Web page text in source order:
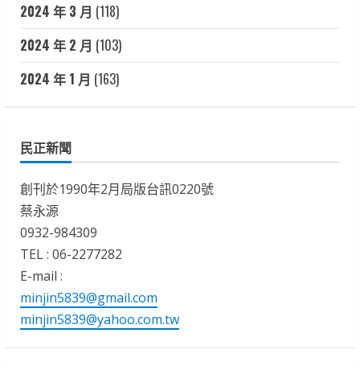
2024 年 3 月 (118)
2024 年 2 月 (103)
2024 年 1 月 (163)
民正新聞
創刊於1990年2月局版台訊0220號
蔡永源
0932-984309
TEL : 06-2277282
E-mail :
minjin5839@gmail.com
minjin5839@yahoo.com.tw